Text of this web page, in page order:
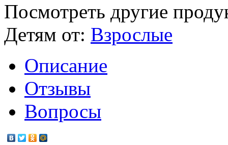
Посмотреть другие
Детям от: Взрослые
Описание
Отзывы
Вопросы